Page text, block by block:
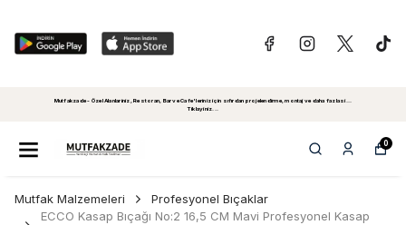
Mutfakzade - Özel Alanlariniz, Restoran, Bar ve Cafe'leriniz için sıfırdan projelendirme, montaj ve daha fazlasi...
Tiklayiniz...
0
Mutfak Malzemeleri
Profesyonel Bıçaklar
ECCO Kasap Bıçağı No:2 16,5 CM Mavi Profesyonel Kasap